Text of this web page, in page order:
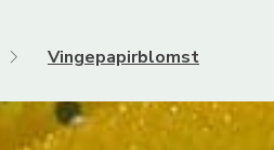
Vingepapirblomst